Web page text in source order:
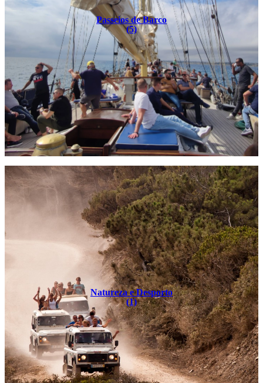
Passeios de Barco
(5)
Natureza e Desporto
(1)